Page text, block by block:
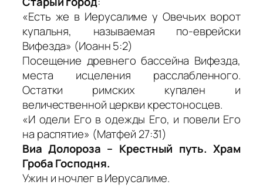
«Есть же в Иерусалиме у Овечьих ворот
купальня, называемая по-еврейски
Вифезда» (Иоанн 5:2)
Посещение древнего бассейна Вифезда,
места исцеления расслабленного.
Остатки римских купален и
величественной церкви крестоносцев.
«И одели Его в одежды Его, и повели Его
на распятие» (Матфей 27:31)
Виа Долороза – Крестный путь. Храм
Гроба Господня.
Ужин и ночлег в Иерусалиме.